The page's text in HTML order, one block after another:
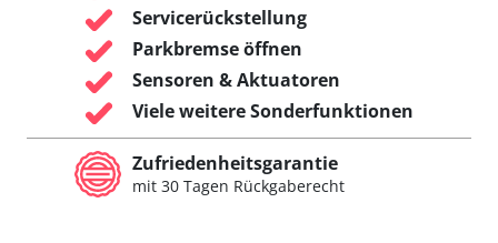
Servicerückstellung
Parkbremse öffnen
Sensoren & Aktuatoren
Viele weitere Sonderfunktionen
Zufriedenheitsgarantie
mit 30 Tagen Rückgaberecht